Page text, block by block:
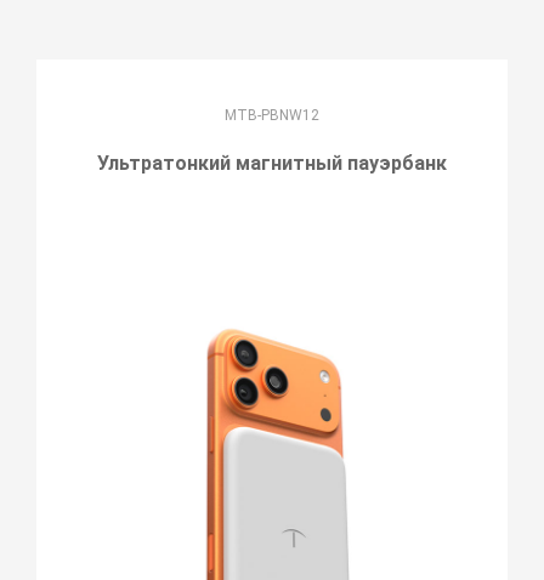
MTB-PBNW12
Ультратонкий магнитный пауэрбанк